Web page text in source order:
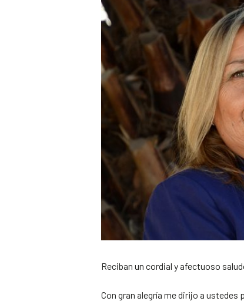
Reciban un cordial y afectuoso
Con gran alegría me dirijo a ustedes